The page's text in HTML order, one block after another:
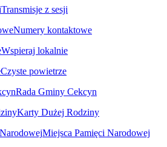
Transmisje z sesji
Numery kontaktowe
Wspieraj lokalnie
Czyste powietrze
Rada Gminy Cekcyn
Karty Dużej Rodziny
Miejsca Pamięci Narodowej